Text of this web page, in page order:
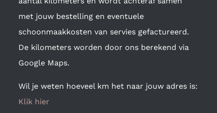
met jouw bestelling en eventuele
schoonmaakkosten van servies gefactureerd.
De kilometers worden door ons berekend via
Google Maps.
Wil je weten hoeveel km het naar jouw adres is:
Klik hier